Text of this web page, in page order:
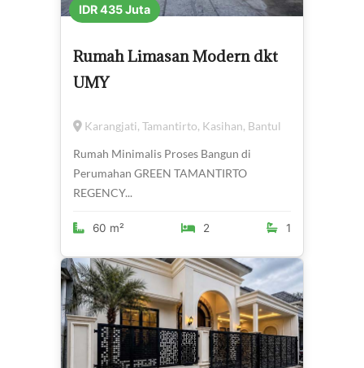
IDR 435 Juta
Rumah Limasan Modern dkt
UMY
Karangjati, Tamantirto, Kasihan, Bantul
Rumah Minimalis Proses Bangun di
Perumahan GREEN TAMANTIRTO
REGENCY...
60 m² 2 1